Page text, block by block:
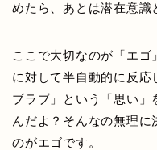
めたら、あとは潜在意識
ここで大切なのが「エ
に対して半自動的に反応
ブラブ」という「思い」
んだよ？そんなの無理
のがエゴです。